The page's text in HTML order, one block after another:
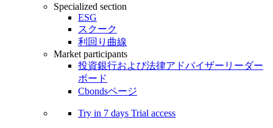
Specialized section
ESG
スクーク
利回り曲線
Market participants
投資銀行および法律アドバイザーリーダー
ボード
Cbondsページ
Try in 7 days Trial access